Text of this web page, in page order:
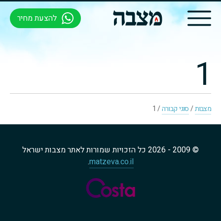
להצעת מחיר
1
מצבות/סוגי קבורה/
1
© 2009 - 2026 כל הזכויות שמורות לאתר מצבות ישראל
matzeva.co.il
.